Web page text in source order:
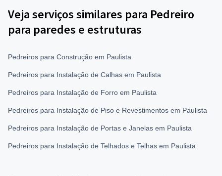
Veja serviços similares para Pedreiro
para paredes e estruturas
Pedreiros para Construção em Paulista
Pedreiros para Instalação de Calhas em Paulista
Pedreiros para Instalação de Forro em Paulista
Pedreiros para Instalação de Piso e Revestimentos em Paulista
Pedreiros para Instalação de Portas e Janelas em Paulista
Pedreiros para Instalação de Telhados e Telhas em Paulista